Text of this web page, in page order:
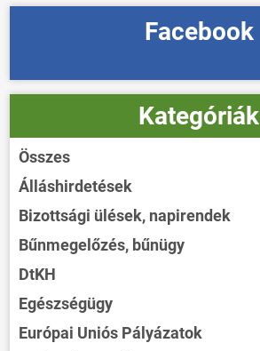
Facebook
Kategóriák
Összes
Álláshirdetések
Bizottsági ülések, napirendek
Bűnmegelőzés, bűnügy
DtKH
Egészségügy
Európai Uniós Pályázatok